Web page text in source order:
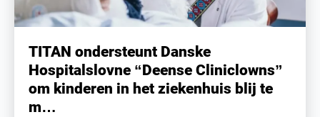
TITAN ondersteunt Danske
Hospitalslovne “Deense Cliniclowns”
om kinderen in het ziekenhuis blij te
m…